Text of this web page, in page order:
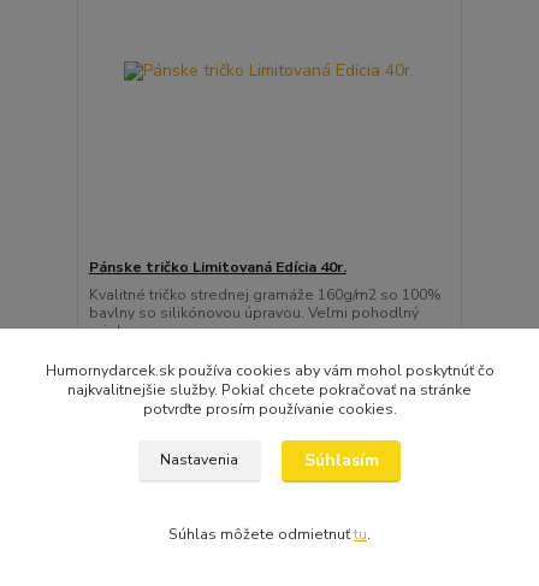
Pánske tričko Limitovaná Edícia 40r.
Kvalitné tričko strednej gramáže 160g/m2 so 100%
bavlny so silikónovou úpravou. Veľmi pohodlný
priek...
16,99 EUR ks ihneď k odberu!
Zvoliť variant
Humornydarcek.sk používa cookies aby vám mohol poskytnúť čo
najkvalitnejšie služby. Pokiaľ chcete pokračovať na stránke
potvrďte prosím používanie cookies.
Nastavenia Súhlasím
Súhlas môžete odmietnuťtu.